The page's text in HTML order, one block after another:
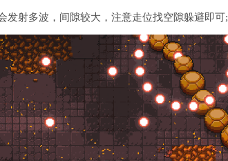
发射多波，间隙较大，注意走位找空隙躲避即可;